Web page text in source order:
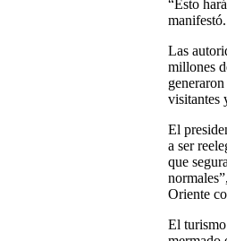
“Esto
manifestó.
Las
millones
visitantes
El
a ser
que
Oriente
El